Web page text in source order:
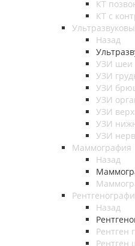
КТ
КТ с
Назад
УЗИ шеи
УЗИ
УЗИ
УЗИ
УЗИ
УЗИ
УЗИ
Маммография
Назад
Назад
Рентген
Рентген